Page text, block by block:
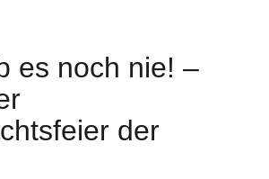
es noch nie! –
der